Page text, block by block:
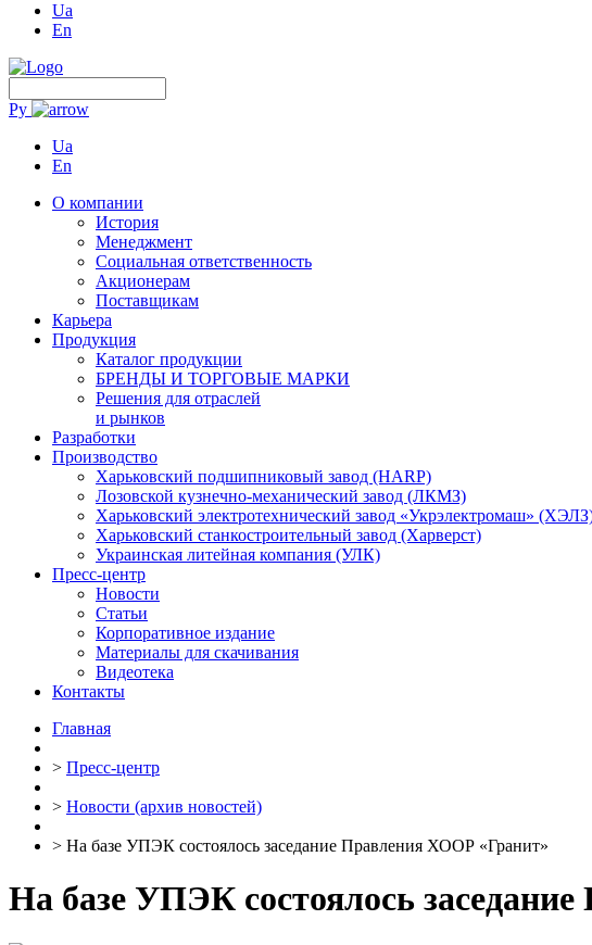
Ua
En
Ру
Ua
En
О компании
История
Менеджмент
Социальная ответственность
Акционерам
Поставщикам
Карьера
Продукция
Каталог продукции
БРЕНДЫ И ТОРГОВЫЕ МАРКИ
Решения для отраслей
и рынков
Разработки
Производство
Харьковский подшипниковый завод (HARP)
Лозовской кузнечно-механический завод (ЛКМЗ)
Харьковский электротехнический завод «Укрэлектромаш»
Харьковский станкостроительный завод (Харверст)
Украинская литейная компания (УЛК)
Пресс-центр
Новости
Статьи
Корпоративное издание
Материалы для скачивания
Видеотека
Контакты
Главная
> Пресс-центр
> Новости (архив новостей)
> На базе УПЭК состоялось заседание Правления ХООР «Гранит»
На базе УПЭК состоялось